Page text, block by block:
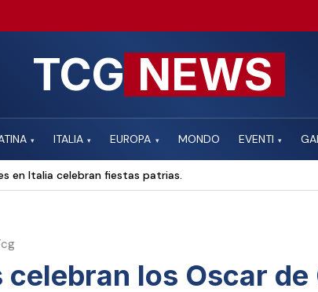
TCG NEWS
▾ ITALIA ▾ EUROPA ▾ MONDO EVENTI ▾
en Italia celebran fiestas patrias.
celebran los Oscar